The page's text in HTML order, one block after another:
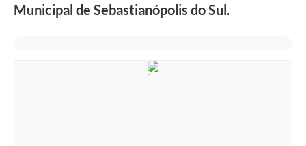
Municipal de Sebastianópolis do Sul.